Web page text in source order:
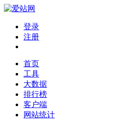
登录
注册
首页
工具
大数据
排行榜
客户端
网站统计